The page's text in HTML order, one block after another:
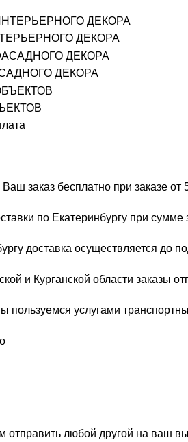
ДЕКОРА
ДЕКОРА
заказ бесплатно при заказе от
по Екатеринбургу при
доставка осуществляется до
и Курганской области заказы
пользуемся услугами
отправить любой другой на ваш